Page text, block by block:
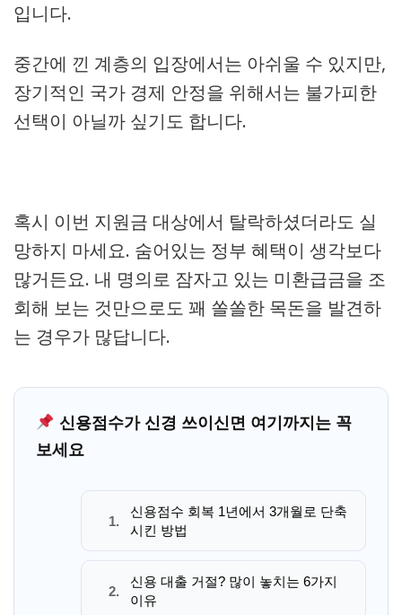
입니다.
중간에 낀 계층의 입장에서는 아쉬울 수 있지만,
장기적인 국가 경제 안정을 위해서는 불가피한
선택이 아닐까 싶기도 합니다.
혹시 이번 지원금 대상에서 탈락하셨더라도 실
망하지 마세요. 숨어있는 정부 혜택이 생각보다
많거든요. 내 명의로 잠자고 있는 미환급금을 조
회해 보는 것만으로도 꽤 쏠쏠한 목돈을 발견하
는 경우가 많답니다.
신용점수가 신경 쓰이신면 여기까지는 꼭
보세요
1.
신용점수 회복 1년에서 3개월로 단축
시킨 방법
2.
신용 대출 거절? 많이 놓치는 6가지
이유